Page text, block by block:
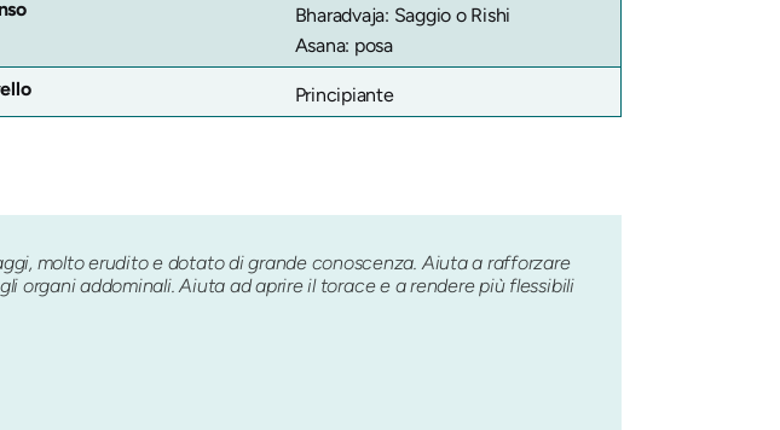
Bharadvaja: Saggio o Rishi
Asana: posa
Principiante
molto erudito e dotato di grande conoscenza. Aiuta a rafforzare
organi addominali. Aiuta ad aprire il torace e a rendere più flessibili